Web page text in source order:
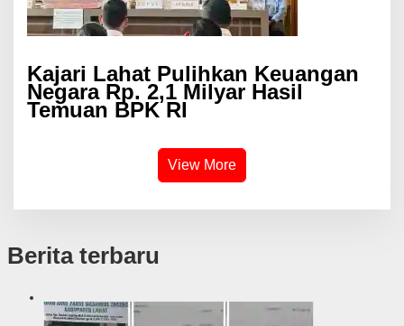
Kajari Lahat Pulihkan Keuangan
Negara Rp. 2,1 Milyar Hasil
Temuan BPK RI
View More
Berita terbaru